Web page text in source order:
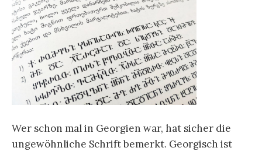
Wer schon mal in Georgien war, hat sicher die
ungewöhnliche Schrift bemerkt. Georgisch ist